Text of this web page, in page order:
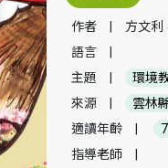
作者
方文利
語言
主題
環境
來源
雲林
適讀年齡
指導老師